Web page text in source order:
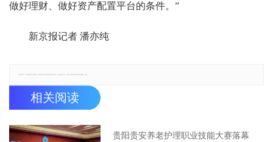
做好理财、做好资产配置平台的条件。”
新京报记者 潘亦纯
相关阅读
贵阳贵安养老护理职业技能大赛落幕